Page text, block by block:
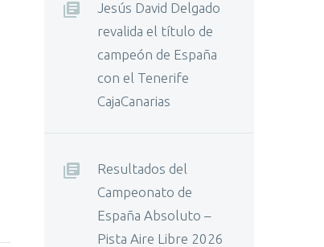
Jesús David Delgado
revalida el título de
campeón de España
con el Tenerife
CajaCanarias
Resultados del
Campeonato de
España Absoluto –
Pista Aire Libre 2026